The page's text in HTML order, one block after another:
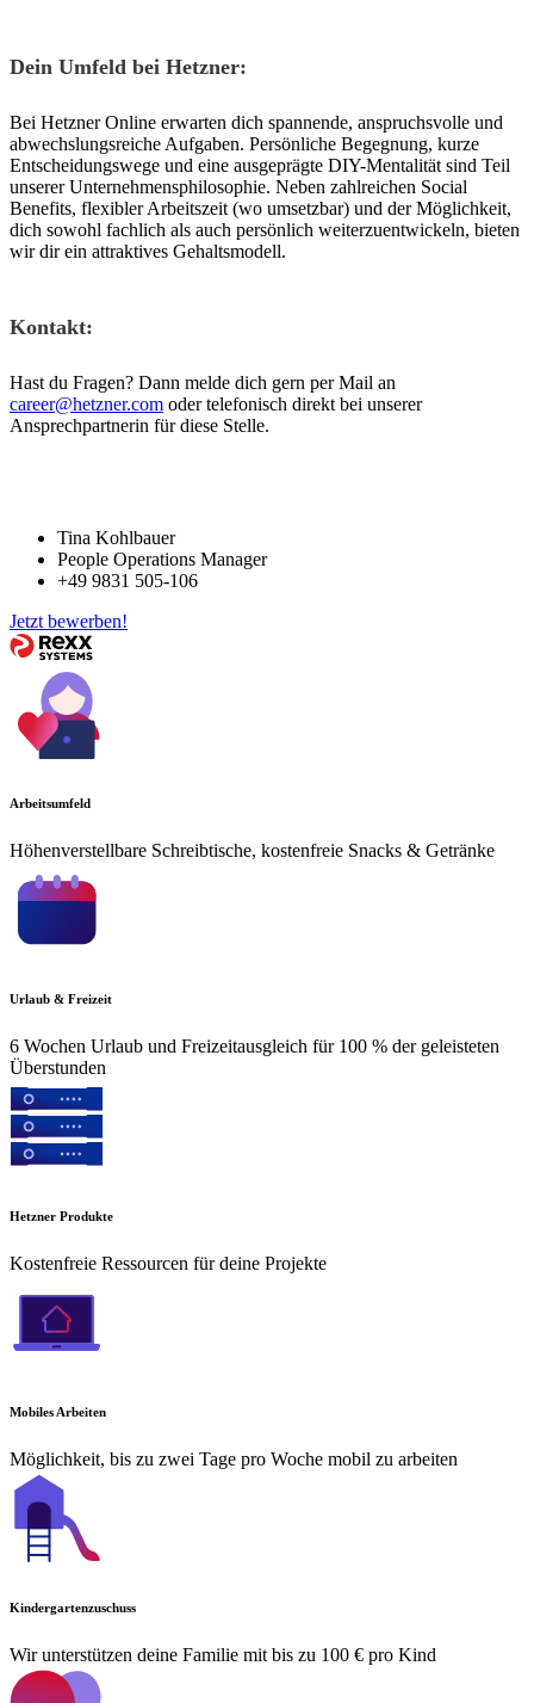
Dein Umfeld bei Hetzner:
Bei Hetzner Online erwarten dich spannende, anspruchsvolle und
abwechslungsreiche Aufgaben. Persönliche Begegnung, kurze
Entscheidungswege und eine ausgeprägte DIY-Mentalität sind Teil
unserer Unternehmensphilosophie. Neben zahlreichen Social
Benefits, flexibler Arbeitszeit (wo umsetzbar) und der Möglichkeit,
dich sowohl fachlich als auch persönlich weiterzuentwickeln, bieten
wir dir ein attraktives Gehaltsmodell.
Kontakt:
Hast du Fragen? Dann melde dich gern per Mail an
career@hetzner.com oder telefonisch direkt bei unserer
Ansprechpartnerin für diese Stelle.
Tina Kohlbauer
People Operations Manager
+49 9831 505-106
Jetzt bewerben!
Arbeitsumfeld
Höhenverstellbare Schreibtische, kostenfreie Snacks & Getränke
Urlaub & Freizeit
6 Wochen Urlaub und Freizeitausgleich für 100 % der geleisteten
Überstunden
Hetzner Produkte
Kostenfreie Ressourcen für deine Projekte
Mobiles Arbeiten
Möglichkeit, bis zu zwei Tage pro Woche mobil zu arbeiten
Kindergartenzuschuss
Wir unterstützen deine Familie mit bis zu 100 € pro Kind